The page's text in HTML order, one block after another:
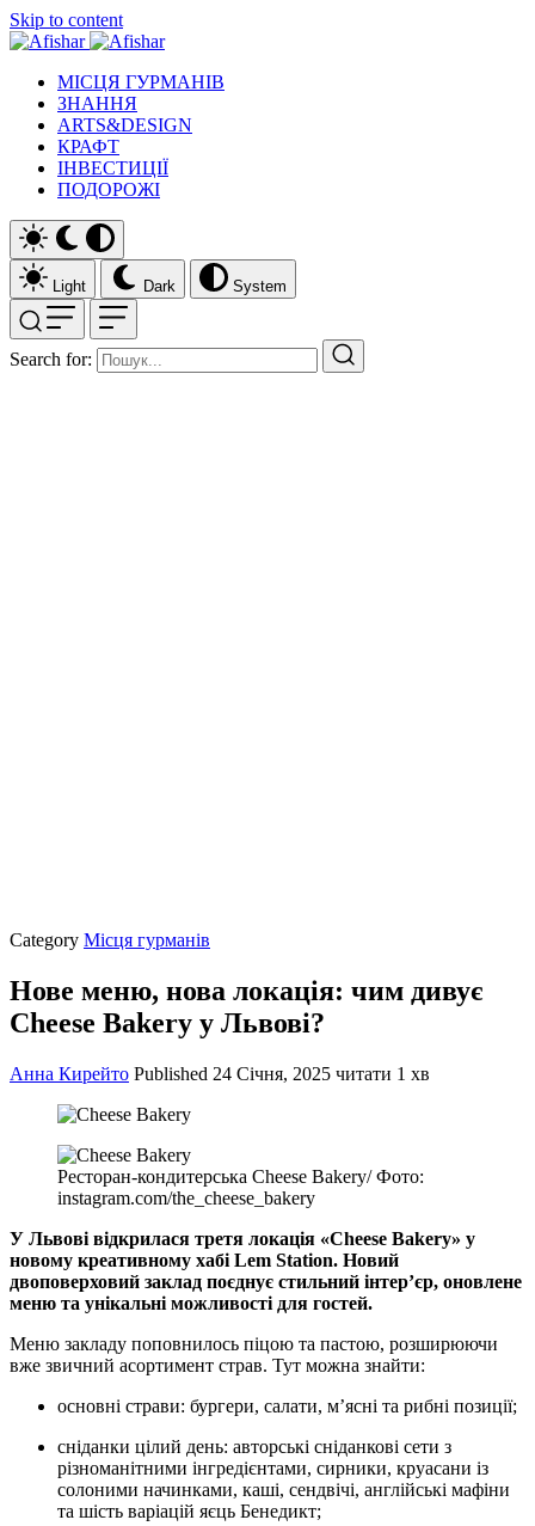
Skip to content
МІСЦЯ ГУРМАНІВ
ЗНАННЯ
ARTS&DESIGN
КРАФТ
ІНВЕСТИЦІЇ
ПОДОРОЖІ
Light Dark System
Search for:
Category Місця гурманів
Нове меню, нова локація: чим дивує
Cheese Bakery у Львові?
Анна Кирейто Published 24 Січня, 2025 читати 1 хв
Ресторан-кондитерська Cheese Bakery/ Фото:
instagram.com/the_cheese_bakery
У Львові відкрилася третя локація «Cheese Bakery» у
новому креативному хабі Lem Station. Новий
двоповерховий заклад поєднує стильний інтер’єр, оновлене
меню та унікальні можливості для гостей.
Меню закладу поповнилось піцою та пастою, розширюючи
вже звичний асортимент страв. Тут можна знайти:
основні страви: бургери, салати, м’ясні та рибні позиції;
cніданки цілий день: авторські сніданкові сети з
різноманітними інгредієнтами, сирники, круасани із
солоними начинками, каші, сендвічі, англійські мафіни
та шість варіацій яєць Бенедикт;